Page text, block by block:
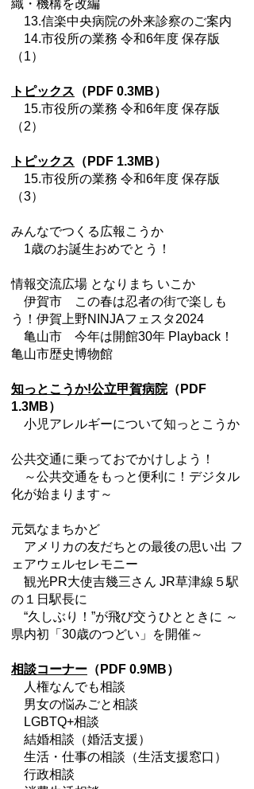
織・機構を改編
13.信楽中央病院の外来診察のご案内
14.市役所の業務 令和6年度 保存版
（1）
トピックス （PDF 0.3MB）
15.市役所の業務 令和6年度 保存版
（2）
トピックス （PDF 1.3MB）
15.市役所の業務 令和6年度 保存版
（3）
みんなでつくる広報こうか
1歳のお誕生おめでとう！
情報交流広場 となりまち いこか
伊賀市 この春は忍者の街で楽しも
う！伊賀上野NINJAフェスタ2024
亀山市 今年は開館30年 Playback！
亀山市歴史博物館
知っとこうか!公立甲賀病院（PDF
1.3MB）
小児アレルギーについて知っとこうか
公共交通に乗っておでかけしよう！
～公共交通をもっと便利に！デジタル
化が始まります～
元気なまちかど
アメリカの友だちとの最後の思い出 フ
ェアウェルセレモニー
観光PR大使吉幾三さん JR草津線５駅
の１日駅長に
“久しぶり！”が飛び交うひとときに ～
県内初「30歳のつどい」を開催～
相談コーナー （PDF 0.9MB）
人権なんでも相談
男女の悩みごと相談
LGBTQ+相談
結婚相談（婚活支援）
生活・仕事の相談（生活支援窓口）
行政相談